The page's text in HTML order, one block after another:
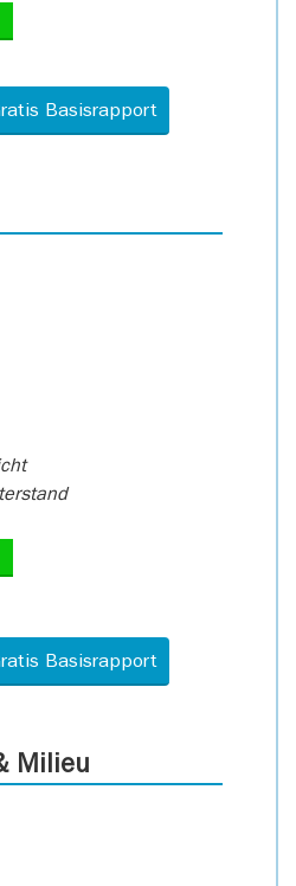
Basisrapport
Basisrapport
Milieu